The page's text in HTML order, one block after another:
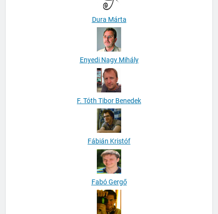
Dura Márta
Enyedi Nagy Mihály
F. Tóth Tibor Benedek
Fábián Kristóf
Fabó Gergő